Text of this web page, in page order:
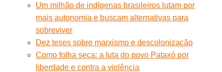
Um milhão de indígenas brasileiros lutam por
mais autonomia e buscam alternativas para
sobreviver
Dez teses sobre marxismo e descolonização
Como folha seca: a luta do povo Pataxó por
liberdade e contra a violência